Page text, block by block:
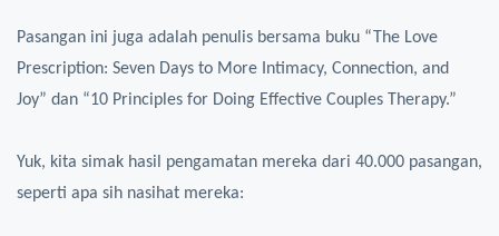
Pasangan ini juga adalah penulis bersama buku “The Love
Prescription: Seven Days to More Intimacy, Connection, and
Joy” dan “10 Principles for Doing Effective Couples Therapy.”
Yuk, kita simak hasil pengamatan mereka dari 40.000 pasangan,
seperti apa sih nasihat mereka: